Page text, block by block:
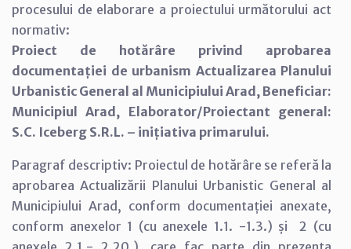
procesului de elaborare a proiectului următorului act
normativ:
Proiect de hotărâre privind aprobarea
documentației de urbanism Actualizarea Planului
Urbanistic General al Municipiului Arad, Beneficiar:
Municipiul Arad, Elaborator/Proiectant general:
S.C. Iceberg S.R.L. – inițiativa primarului.
Paragraf descriptiv: Proiectul de hotărâre se referă la
aprobarea Actualizării Planului Urbanistic General al
Municipiului Arad, conform documentației anexate,
conform anexelor 1 (cu anexele 1.1. -1.3.) și 2 (cu